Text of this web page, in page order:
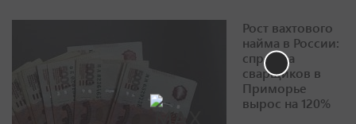
Рост вахтового
найма в России:
спрос на
сварщиков в
Приморье
вырос на 120%